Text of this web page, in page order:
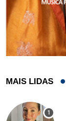
MAIS LIDAS